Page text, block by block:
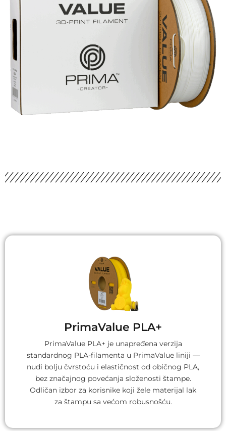
PrimaValue PLA+
PrimaValue PLA+ je unapređena verzija
standardnog PLA-filamenta u PrimaValue liniji —
nudi bolju čvrstoću i elastičnost od običnog PLA,
bez značajnog povećanja složenosti štampe.
Odličan izbor za korisnike koji žele materijal lak
za štampu sa većom robusnošću.​